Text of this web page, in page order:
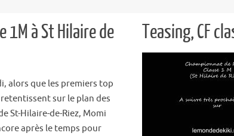
1M à St Hilaire de
alors que les premiers top
sur le plan des
St-Hilaire-de-Riez, Momi
après le temps pour
Teasing, CF